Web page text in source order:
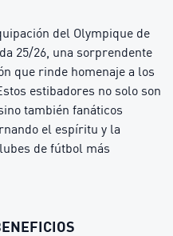
del Olympique de
25/26, una sorprendente
que rinde homenaje a los
estibadores no solo son
también fanáticos
el espíritu y la
de fútbol más